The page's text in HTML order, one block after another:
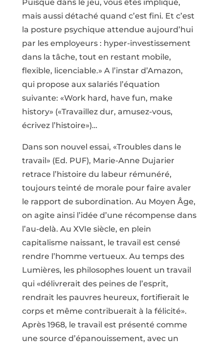
Puisque dans le jeu, vous êtes impliqué,
mais aussi détaché quand c’est fini. Et c’est
la posture psychique attendue aujourd’hui
par les employeurs : hyper-investissement
dans la tâche, tout en restant mobile,
flexible, licenciable.» A l’instar d’Amazon,
qui propose aux salariés l’équation
suivante: «Work hard, have fun, make
history» («Travaillez dur, amusez-vous,
écrivez l’histoire»)…
Dans son nouvel essai, «Troubles dans le
travail» (Ed. PUF), Marie-Anne Dujarier
retrace l’histoire du labeur rémunéré,
toujours teinté de morale pour faire avaler
le rapport de subordination. Au Moyen Âge,
on agite ainsi l’idée d’une récompense dans
l’au-delà. Au XVIe siècle, en plein
capitalisme naissant, le travail est censé
rendre l’homme vertueux. Au temps des
Lumières, les philosophes louent un travail
qui «délivrerait des peines de l’esprit,
rendrait les pauvres heureux, fortifierait le
corps et même contribuerait à la félicité».
Après 1968, le travail est présenté comme
une source d’épanouissement, avec un